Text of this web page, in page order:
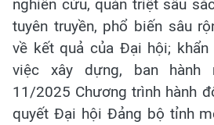
nghiên cứu, quán triệt sâu
tuyên truyền, phổ biến sâu
về kết quả của Đại hội; khẩn
việc xây dựng, ban hành
11/2025 Chương trình hành
quyết Đại hội Đảng bộ tỉnh